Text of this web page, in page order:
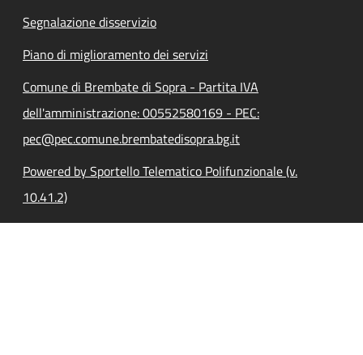
Segnalazione disservizio
Piano di miglioramento dei servizi
Comune di Brembate di Sopra - Partita IVA
dell'amministrazione: 00552580169 - PEC:
pec@pec.comune.brembatedisopra.bg.it
Powered by Sportello Telematico Polifunzionale (v.
10.41.2)